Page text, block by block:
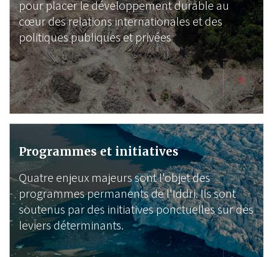
pour placer le développement durable au
cœur des relations internationales et des
politiques publiques et privées
Programmes et initiatives
Quatre enjeux majeurs sont l'objet des
programmes permanents de l'Iddri. Ils sont
soutenus par des initiatives ponctuelles sur des
leviers déterminants.